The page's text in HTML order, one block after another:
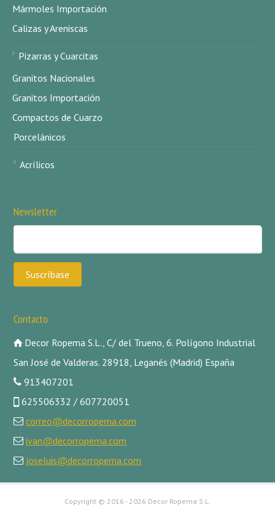
Mármoles Importación
Calizas y Areniscas
Pizarras y Cuarcitas
Granitos Nacionales
Granitos Importación
Compactos de Cuarzo
Porcelánicos
Acrílicos
Newsletter
Contacto
Decor Ropema S.L., C/ del Trueno, 6. Polígono Industrial
San José de Valderas. 28918, Leganés (Madrid) España
913407201
625506332 / 607720051
correo@decorropema.com
ivan@decorropema.com
joseluis@decorropema.com
Copyright © 2016 - 2026 Decor Ropema S.L.